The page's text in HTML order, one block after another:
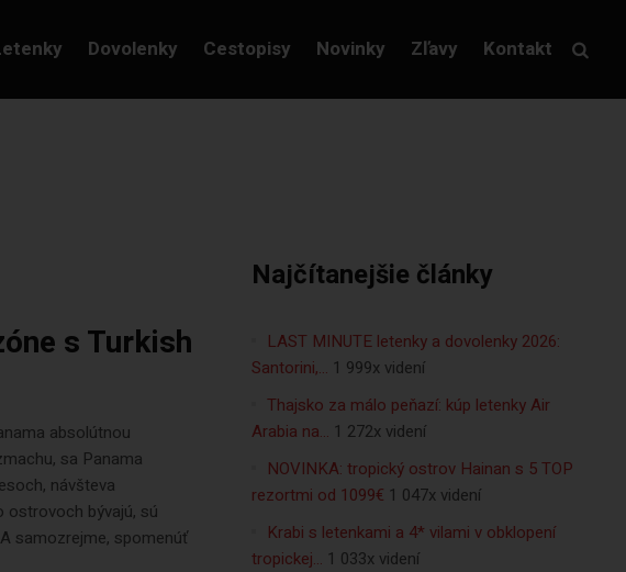
Dovolenky Cestopisy Novinky Zľavy Kontakt
s Turkish
absolútnou
sa Panama
návšteva
ostrovoch bývajú, sú
samozrejme, spomenúť
Najčítanejšie články
LAST MINUTE letenky a dovolenky 2026:
Santorini,… 1 999x videní
Thajsko za málo peňazí: kúp letenky Air
Arabia na… 1 272x videní
NOVINKA: tropický ostrov Hainan s 5 TOP
rezortmi od 1099€ 1 047x videní
Krabi s letenkami a 4* vilami v obklopení
tropickej… 1 033x videní